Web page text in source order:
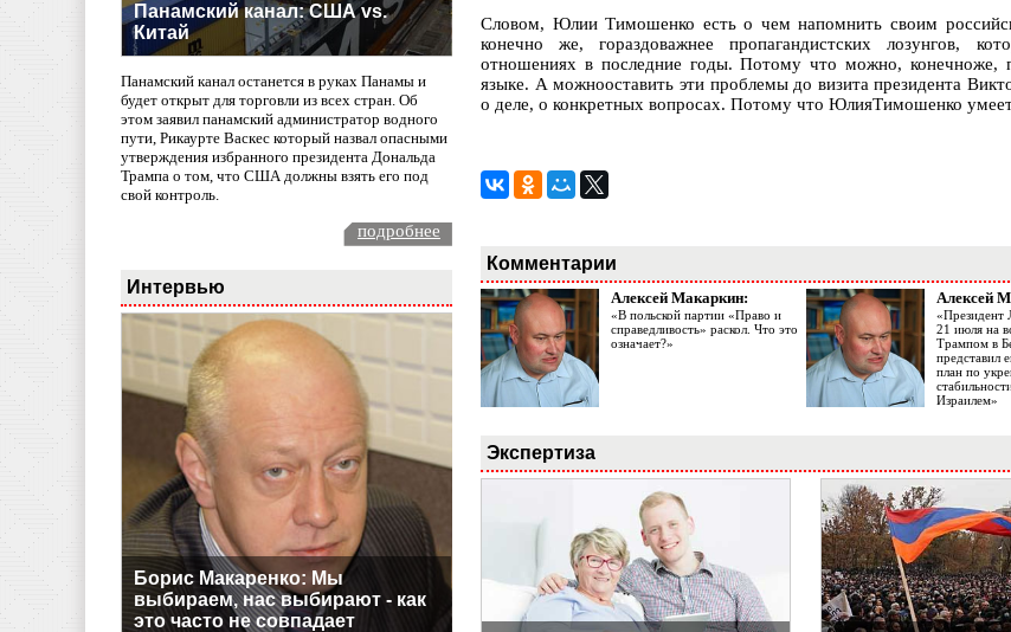
Панамский канал: США vs.
Китай
Панамский канал останется в руках Панамы и
будет открыт для торговли из всех стран. Об
этом заявил панамский администратор водного
пути, Рикаурте Васкес который назвал опасными
утверждения избранного президента Дональда
Трампа о том, что США должны взять его под
свой контроль.
подробнее
Интервью
Борис Макаренко: Мы
выбираем, нас выбирают - как
это часто не совпадает
Словом, Юлии Тимошенко есть о чем напомнить своим
конечно же, гораздоважнее пропагандистских лозунгов,
отношениях в последние годы. Потому что можно,
языке. А можнооставить эти проблемы до визита президента
о деле, о конкретных вопросах. Потому что ЮлияТимошенко
Комментарии
Алексей Макаркин:
«В польской партии «Право и
справедливость» раскол. Что это
означает?»
Алексей
«Президент
21 июля на
Трампом в
представил
план по
Израилем»
Экспертиза